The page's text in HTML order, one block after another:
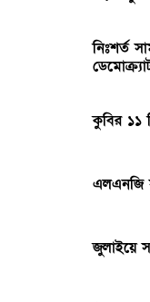
নিঃশর্ত
কুবির ১১
এলএনজি
জুলাইয়ে